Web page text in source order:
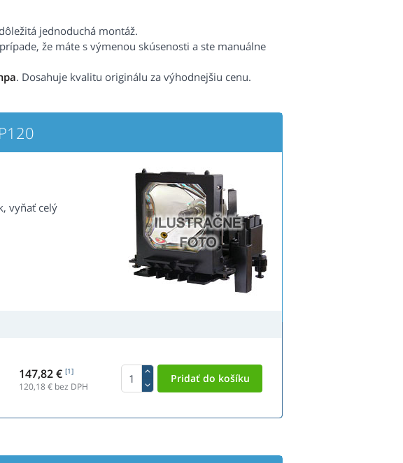
jednoduchá montáž.
že máte s výmenou skúsenosti a ste manuálne
. Dosahuje kvalitu originálu za výhodnejšiu cenu.
vyňať celý
147,82 € [1]
120,18€ bez DPH